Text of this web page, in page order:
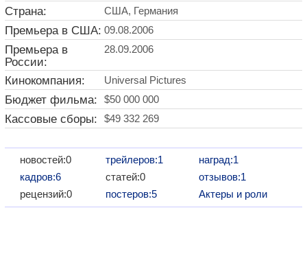
Страна: США, Германия
Премьера в США: 09.08.2006
Премьера в
России:
28.09.2006
Кинокомпания: Universal Pictures
Бюджет фильма: $50 000 000
Кассовые сборы: $49 332 269
новостей:0
кадров:6
рецензий:0
трейлеров:1
статей:0
постеров:5
наград:1
отзывов:1
Актеры и роли